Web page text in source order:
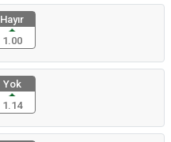
Hayır
1.00
Yok
1.14